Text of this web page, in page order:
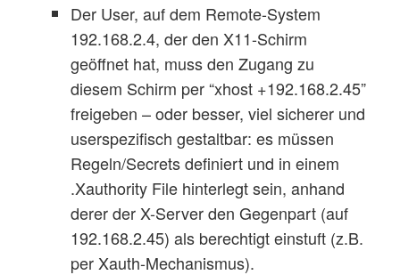
Der User, auf dem Remote-System
192.168.2.4, der den X11-Schirm
geöffnet hat, muss den Zugang zu
diesem Schirm per “xhost +192.168.2.45”
freigeben – oder besser, viel sicherer und
userspezifisch gestaltbar: es müssen
Regeln/Secrets definiert und in einem
.Xauthority File hinterlegt sein, anhand
derer der X-Server den Gegenpart (auf
192.168.2.45) als berechtigt einstuft (z.B.
per Xauth-Mechanismus).